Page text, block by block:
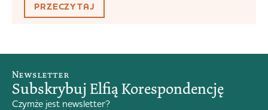
PRZECZYTAJ
Newsletter
Subskrybuj Elfią Korespondencję
Czymże jest newsletter?